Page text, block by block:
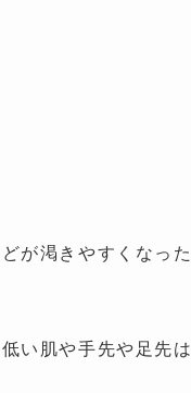
が渇きやすくなった
い肌や手先や足先は